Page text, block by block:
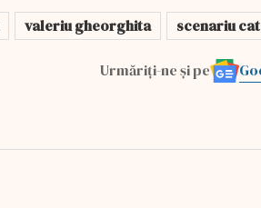
valeriu gheorghita scenariu
Urmăriți-ne și pe